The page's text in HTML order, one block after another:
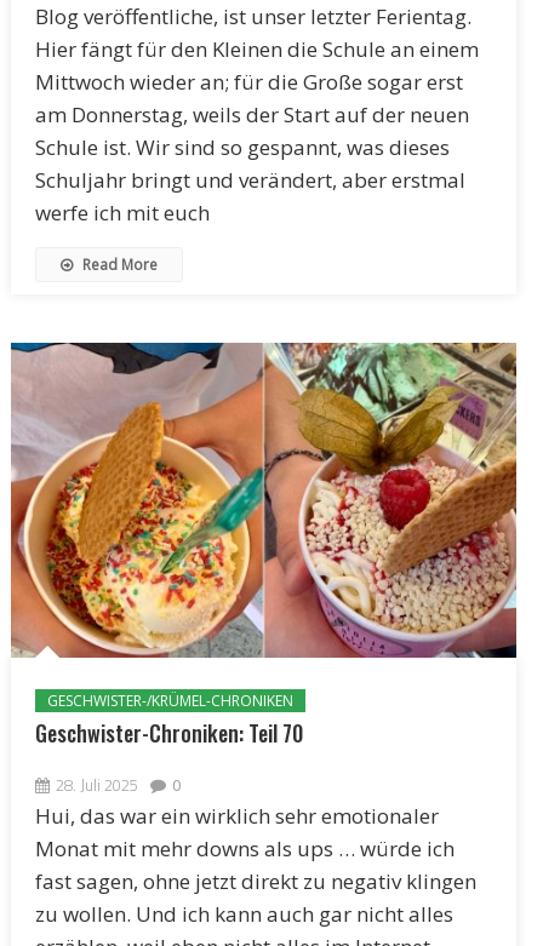
Blog veröffentliche, ist unser letzter Ferientag.
Hier fängt für den Kleinen die Schule an einem
Mittwoch wieder an; für die Große sogar erst
am Donnerstag, weils der Start auf der neuen
Schule ist. Wir sind so gespannt, was dieses
Schuljahr bringt und verändert, aber erstmal
werfe ich mit euch
Read More
GESCHWISTER-/KRÜMEL-CHRONIKEN
Geschwister-Chroniken: Teil 70
28. Juli 2025 0
Hui, das war ein wirklich sehr emotionaler
Monat mit mehr downs als ups … würde ich
fast sagen, ohne jetzt direkt zu negativ klingen
zu wollen. Und ich kann auch gar nicht alles